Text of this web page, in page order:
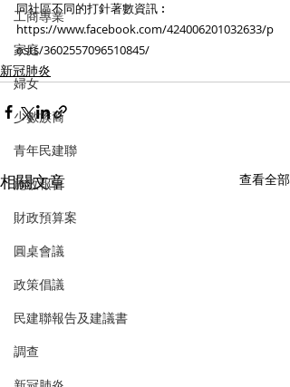
工商專業
家庭
婦女
少數族裔
青年民建聯
施政報告
財政預算案
圓桌會議
政策倡議
民建聯報告及建議書
調查
同社區不同的打針著數資訊︰
https://www.facebook.com/424006201032633/p
osts/3602557096510845/
新冠肺炎
相關文章 查看全部